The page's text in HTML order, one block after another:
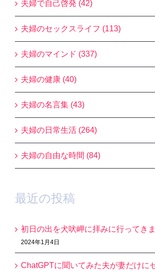
夫婦で自己啓発 (42)
夫婦のセックスライフ (113)
夫婦のマインド (337)
夫婦の健康 (40)
夫婦の名言集 (43)
夫婦の日常生活 (264)
夫婦の自由な時間 (84)
最近の投稿
初日の出を犬吠岬に拝みに行ってきま
2024年1月4日
ChatGPTに聞いてみた夫が妻だけに